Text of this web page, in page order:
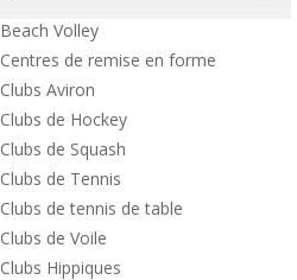
Beach Volley
Centres de remise en forme
Clubs Aviron
Clubs de Hockey
Clubs de Squash
Clubs de Tennis
Clubs de tennis de table
Clubs de Voile
Clubs Hippiques